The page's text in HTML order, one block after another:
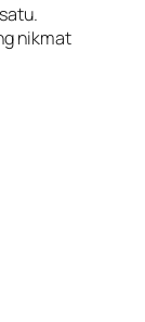
nikmat